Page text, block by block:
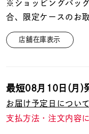
※ショッピングバッ
合、限定ケースのお
店舗在庫表示
最短08月10日(月)
お届け予定日につい
支払方法・注文内容